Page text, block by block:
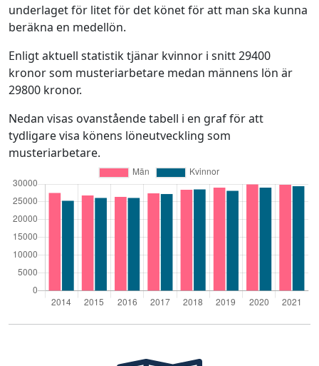
underlaget för litet för det könet för att man ska kunna
beräkna en medellön.
Enligt aktuell statistik tjänar kvinnor i snitt 29400
kronor som musteriarbetare medan männens lön är
29800 kronor.
Nedan visas ovanstående tabell i en graf för att
tydligare visa könens löneutveckling som
musteriarbetare.